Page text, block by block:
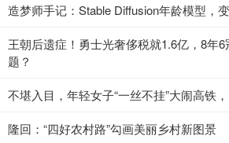
造梦师手记：Stable Diffusion年龄模型，
王朝后遗症！勇士光奢侈税就1.6亿，8年
题？
不堪入目，年轻女子“一丝不挂”大闹高铁
隆回：“四好农村路”勾画美丽乡村新图景